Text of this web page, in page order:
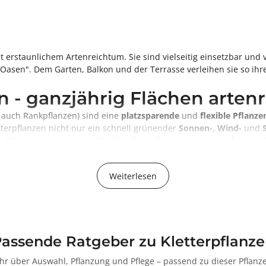
erstaunlichem Artenreichtum. Sie sind vielseitig einsetzbar und
Dem Garten, Balkon und der Terrasse verleihen sie so
- ganzjährig Flächen
Rankpflanzen) sind eine platzsparendeund flexible
nicht nur ein schnell grünender Sonnen-, Wind- und
undsommergüne,
erklimmen eigenständig ihr Hindernis. Schlingpflanzen, die
pflegeleichter Bodendecker fungieren.
Besonders an heißen Sommertagen erschließen sich auf
gemütlicher Atmosphäre.
Weiterlesen
Ratgeber zu
über Auswahl, Pflanzung und Pflege – passend zu dieser